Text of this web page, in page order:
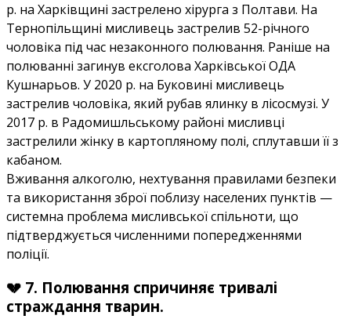
р. на Харківщині застрелено хірурга з Полтави. На
Тернопільщині мисливець застрелив 52-річного
чоловіка під час незаконного полювання. Раніше на
полюванні загинув ексголова Харківської ОДА
Кушнарьов. У 2020 р. на Буковині мисливець
застрелив чоловіка, який рубав ялинку в лісосмузі. У
2017 р. в Радомишльському районі мисливці
застрелили жінку в картопляному полі, сплутавши її з
кабаном.
Вживання алкоголю, нехтування правилами безпеки
та використання зброї поблизу населених пунктів —
системна проблема мисливської спільноти, що
підтверджується численними попередженнями
поліції.
💔 7. Полювання спричиняє тривалі
страждання тварин.